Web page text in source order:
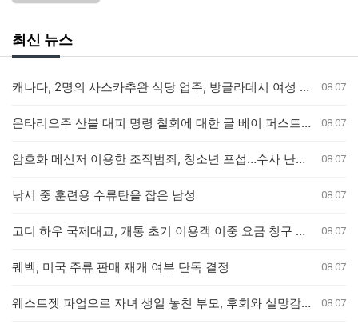
최신 뉴스
캐나다, 2명의 사스카추완 식당 업주, 방글라데시 여성 인신매매 유죄 판결 08.07
온타리오주 산불 대피 명령 철회에 대한 굴 베이 퍼스트 네이션의 강력 반발 08.07
암호화 메신저 이용한 조직범죄, 청소년 포섭…수사 난항 예고 08.07
낚시 중 훈련용 수류탄을 잡은 남성 08.07
고디 하우 국제대교, 개통 초기 이용객 이중 요금 청구 의혹 제기 08.07
퀘벡, 미국 주류 판매 재개 여부 단독 결정 08.07
웨스트젯 파업으로 자녀 생일 놓친 부모, 후회와 실망감 호소 08.07